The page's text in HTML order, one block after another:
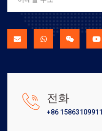
전화
+86 15863109911